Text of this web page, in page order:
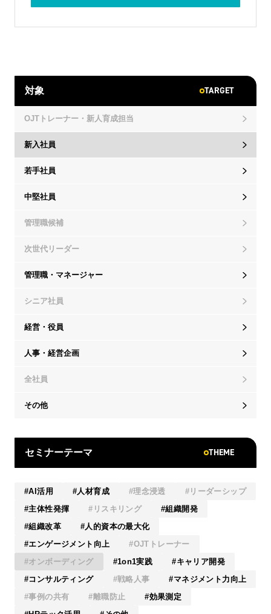
対象 TARGET
OJTトレーナー・新人育成担当
新入社員
若手社員
中堅社員
管理職候補
次世代リーダー
管理職・マネージャー
シニア社員
経営・役員
人事・経営企画
全社員
その他
セミナーテーマ THEME
AI活用 人材育成 理念浸透
リーダーシップ
主体性発揮
リスキリング
組織開発
組織改革
人的資本の最大化
エンゲージメント向上
OJTトレーナー
オンボーディング
1on1実践
キャリア開発
コンサルティング
戦略人事
マネジメント力向上
事例の共有
離職防止
効果測定